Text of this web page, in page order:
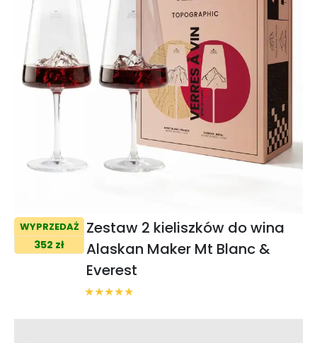
WYPRZEDAŻ
352 zł
Zestaw 2 kieliszków do wina
Alaskan Maker Mt Blanc &
Everest